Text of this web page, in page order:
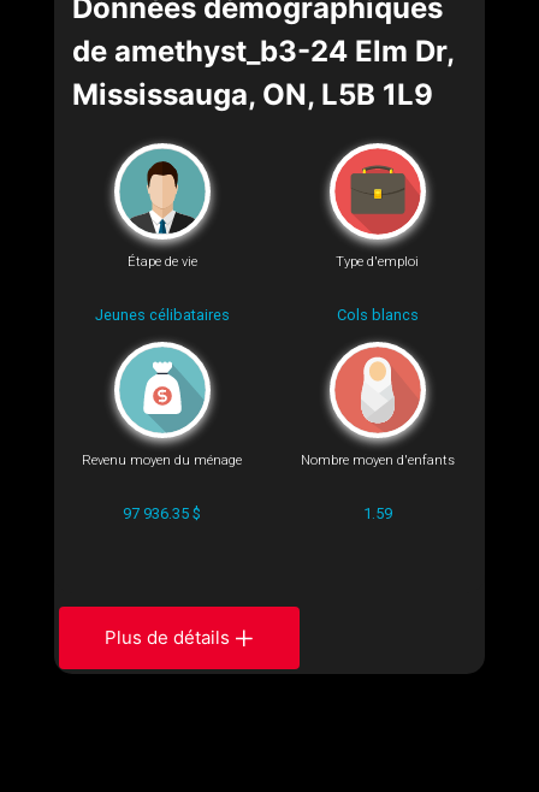
Données démographiques
de amethyst_b3-24 Elm Dr,
Mississauga, ON, L5B 1L9
Étape de vie
Jeunes célibataires
Type d'emploi
Cols blancs
Revenu moyen du ménage
97 936.35 $
Nombre moyen d'enfants
1.59
Plus de détails